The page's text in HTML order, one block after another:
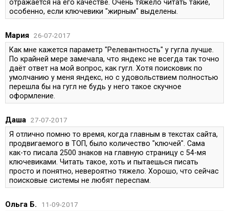
отражается на его качестве. Очень тяжело читать такие,
особенно, если ключевики "жирным" выделены.
Мария 26-07-2017
Как мне кажется параметр "Релевантность" у гугла лучше.
По крайней мере замечала, что яндекс не всегда так точно
даёт ответ на мой вопрос, как гугл. Хотя поисковик по
умолчанию у меня яндекс, но с удовольствием полностью
перешла бы на гугл не будь у него такое скучное
оформление.
Даша 27-07-2017
Я отлично помню то время, когда главным в текстах сайта,
продвигаемого в ТОП, было количество "ключей". Сама
как-то писала 2500 знаков на главную страницу с 54-мя
ключевиками. Читать такое, хоть и пытаешься писать
просто и понятно, невероятно тяжело. Хорошо, что сейчас
поисковые системы не любят переспам.
Ольга Б.
11-09-2017